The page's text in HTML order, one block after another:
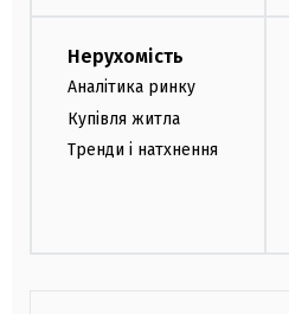
Нерухомість
Аналітика ринку
Купівля житла
Тренди і натхнення